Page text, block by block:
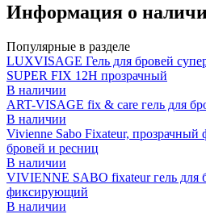
Информация о
Популярные в разделе
LUXVISAGE Гель для бровей
SUPER FIX 12H прозрачный
В наличии
ART-VISAGE fix & care гель для
В наличии
Vivienne Sabo Fixateur,
бровей и ресниц
В наличии
VIVIENNE SABO fixateur гель для
фиксирующий
В наличии